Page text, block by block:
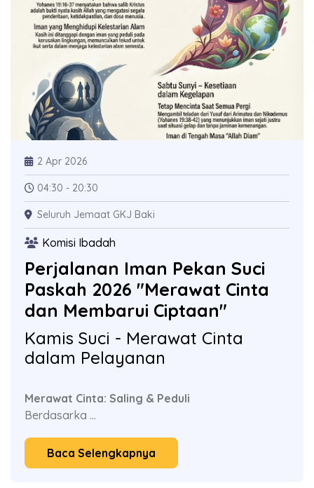
2 Apr 2026
04:30 - 20:30
Seluruh Jemaat GKJ Baki
Komisi Ibadah
Perjalanan Iman Pekan Suci
Paskah 2026 "Merawat Cinta
dan Membarui Ciptaan"
Kamis Suci - Merawat Cinta
dalam Pelayanan
Merawat Cinta: Saling & Peduli
Berdasarka ...
Baca Selengkapnya